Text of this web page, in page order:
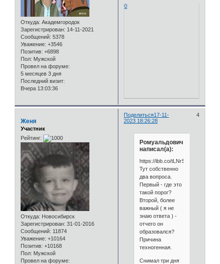
Откуда: Академгородок
Зарегистрирован: 14-11-2021
Сообщений: 5378
Уважение: +3546
Позитив: +6898
Пол: Мужской
Провел на форуме:
5 месяцев 3 дня
Последний визит:
Вчера 13:03:36
0
Поделиться 4
17-11-
2023 18:26:28
Женя
Участник
Рейтинг:
Откуда: Новосибирск
Зарегистрирован: 31-01-2016
Сообщений: 11874
Уважение: +10164
Позитив: +10168
Пол: Мужской
Провел на форуме:
Ромуальдович
написал(а):
https://ibb.co/tLNrSGr
Тут собственно
два вопроса.
Первый - где это
такой порог?
Второй, более
важный ( я не
знаю ответа ) -
отчего он
образовался?
Причина
техногенная.
Снимал три дня